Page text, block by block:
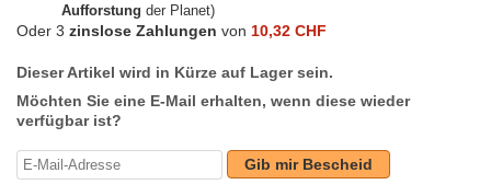
Aufforstung der Planet)
Oder 3 zinslose Zahlungen von 10,32 CHF
Dieser Artikel wird in Kürze auf Lager sein.
Möchten Sie eine E-Mail erhalten, wenn diese wieder
verfügbar ist?
Gib mir Bescheid